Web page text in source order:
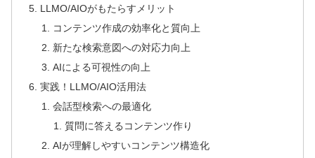
LLMO/AIOがもたらすメリット
コンテンツ作成の効率化と質向上
新たな検索意図への対応力向上
AIによる可視性の向上
実践！LLMO/AIO活用法
会話型検索への最適化
質問に答えるコンテンツ作り
AIが理解しやすいコンテンツ構造化